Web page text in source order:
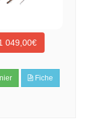
049,00€
Fiche